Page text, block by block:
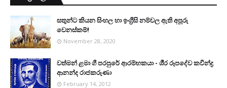
සතුන්ට කියන සිංහල හා ඉංග්‍රීසි නම්වල ඇති අපූරු
වෙනස්කම්!
November 28, 2020
වත්මන් ළමා ගී පරපුරේ ආරම්භකයා - ශී‍්‍ර රූපදේව කවීන්ද්‍ර
ආනන්ද රාජකරුණා
February 14, 2012